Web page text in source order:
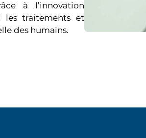
à l’innovation
les traitements et
des humains.